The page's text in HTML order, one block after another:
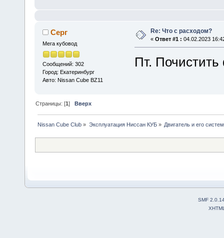
Серг
Мега кубовод
Сообщений: 302
Город: Екатеринбург
Авто: Nissan Cube BZ11
Re: Что с расходом?
« Ответ #1 : 04.02.2023
Пт.
Страницы: [1]Вверх
Nissan Cube Club » Эксплуатация Ниссан КУБ» Двигатель и его
SMF